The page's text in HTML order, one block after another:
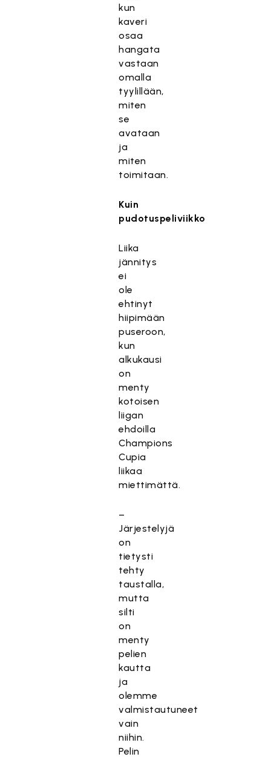
kun
kaveri
osaa
hangata
vastaan
omalla
tyylillään,
miten
se
avataan
ja
miten
toimitaan.
Kuin
pudotuspeliviikko
Liika
jännitys
ei
ole
ehtinyt
hiipimään
puseroon,
kun
alkukausi
on
menty
kotoisen
liigan
ehdoilla
Champions
Cupia
liikaa
miettimättä.
–
Järjestelyjä
on
tietysti
tehty
taustalla,
mutta
silti
on
menty
pelien
kautta
ja
olemme
valmistautuneet
vain
niihin.
Pelin